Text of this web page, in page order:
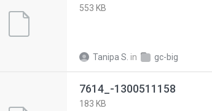
553 KB
Tanipa S. in gc-big
7614_-1300511158
183 KB